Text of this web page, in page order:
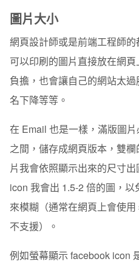
圖片大小
網頁設計師或是前端工程師
可以印刷的圖片直接放在網
負擔，也會讓自己的網站太
名下降等等。
在 Email 也是一樣，滿版圖
之間 ，儲存成網頁版本，雙
片我會依照顯示出來的尺寸
icon 我會出 1.5-2 倍的圖 ，
來模糊（通常在網頁上會使
不支援）。
例如螢幕顯示 facebook icon